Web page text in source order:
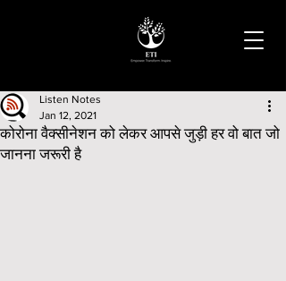
कोरोना वैक्सीनेशन को लेकर आपसे जुड़ी हर वो बात जो
जानना जरूरी है
Listen Notes
Jan 12, 2021